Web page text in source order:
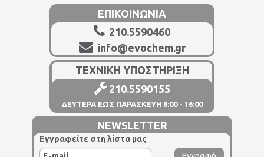
ΕΠΙΚΟΙΝΩΝΙΑ
210.5590460
info@evochem.gr
ΤΕΧΝΙΚΗ ΥΠΟΣΤΗΡΙΞΗ
210.5590155
ΔΕΥΤΕΡΑ ΕΩΣ ΠΑΡΑΣΚΕΥΗ 8:00 - 16:00
NEWSLETTER
Εγγραφείτε στη λίστα μας